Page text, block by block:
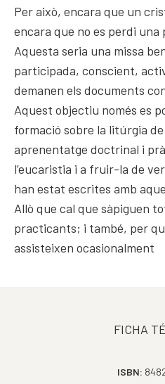
Per això, encara que un
encara que no es perdi una
Aquesta seria una missa
participada, conscient,
demanen els documents
Aquest objectiu només es
formació sobre la litúrgia
aprenentatge doctrinal i
l’eucaristia i a fruir-la de
han estat escrites amb
Allò que cal que sàpiguen
practicants; i també, per
assisteixen ocasionalment
FICHA
ISBN: